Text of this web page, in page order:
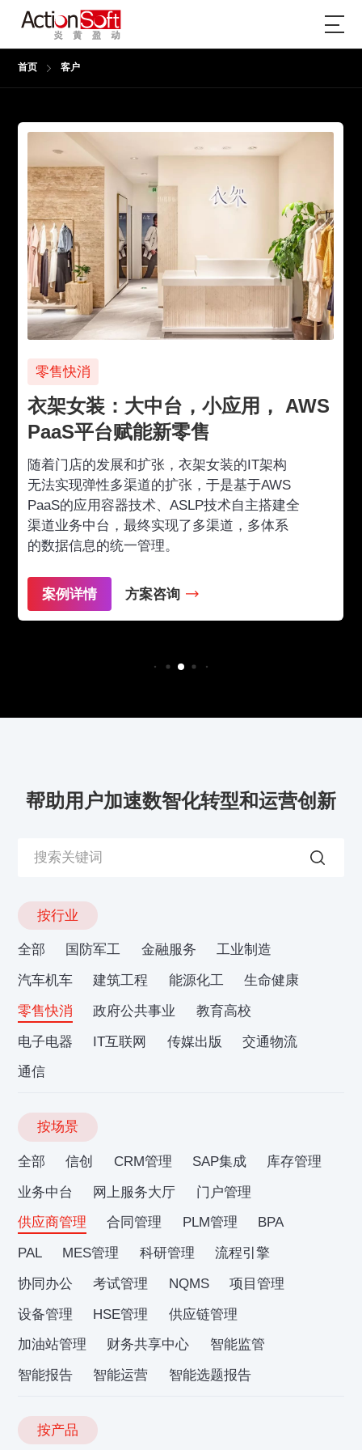
首页 客户
零售快消
衣架女装：大中台，小应用， AWS
PaaS平台赋能新零售
随着门店的发展和扩张，衣架女装的IT架构
无法实现弹性多渠道的扩张，于是基于AWS
PaaS的应用容器技术、ASLP技术自主搭建全
渠道业务中台，最终实现了多渠道，多体系
的数据信息的统一管理。
案例详情 方案咨询
帮助用户加速数智化转型和运营创新
按行业
全部 国防军工 金融服务
工业制造
汽车机车
建筑工程 能源化工
生命健康
零售快消
政府公共事业
教育高校
电子电器
IT互联网 传媒出版
交通物流
通信
按场景
全部 信创 CRM管理 SAP集成
库存管理
业务中台
网上服务大厅
门户管理
供应商管理
合同管理 PLM管理
BPA
PAL
MES管理 科研管理
流程引擎
协同办公
考试管理 NQMS
项目管理
设备管理
HSE管理
供应链管理
加油站管理
财务共享中心
智能监管
智能报告
智能运营 智能选题报告
按产品